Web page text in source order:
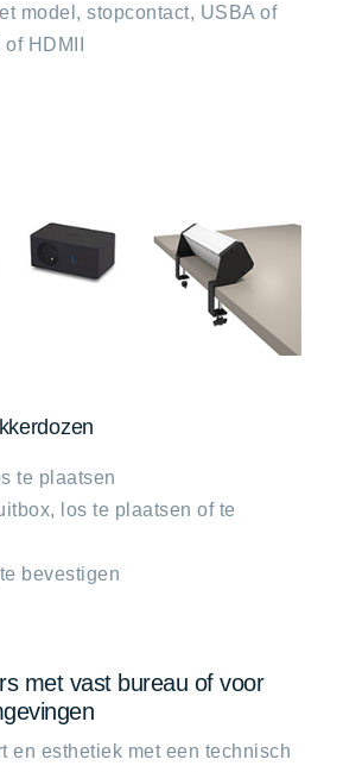
model, stopcontact, USBA of
HDMII
te plaatsen
los te plaatsen of te
bevestigen
met vast bureau of voor
en esthetiek met een technisch